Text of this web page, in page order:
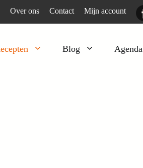
Over ons Contact Mijn account
Blog Agenda